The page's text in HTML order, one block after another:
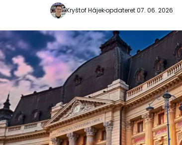
Kryštof Hájekopdateret 07. 06. 2026